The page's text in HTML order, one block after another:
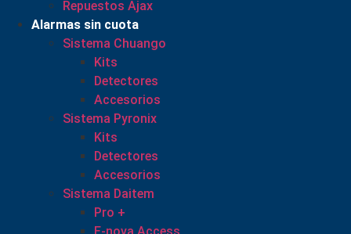
Repuestos Ajax
Alarmas sin cuota
Sistema Chuango
Kits
Detectores
Accesorios
Sistema Pyronix
Kits
Detectores
Accesorios
Sistema Daitem
Pro +